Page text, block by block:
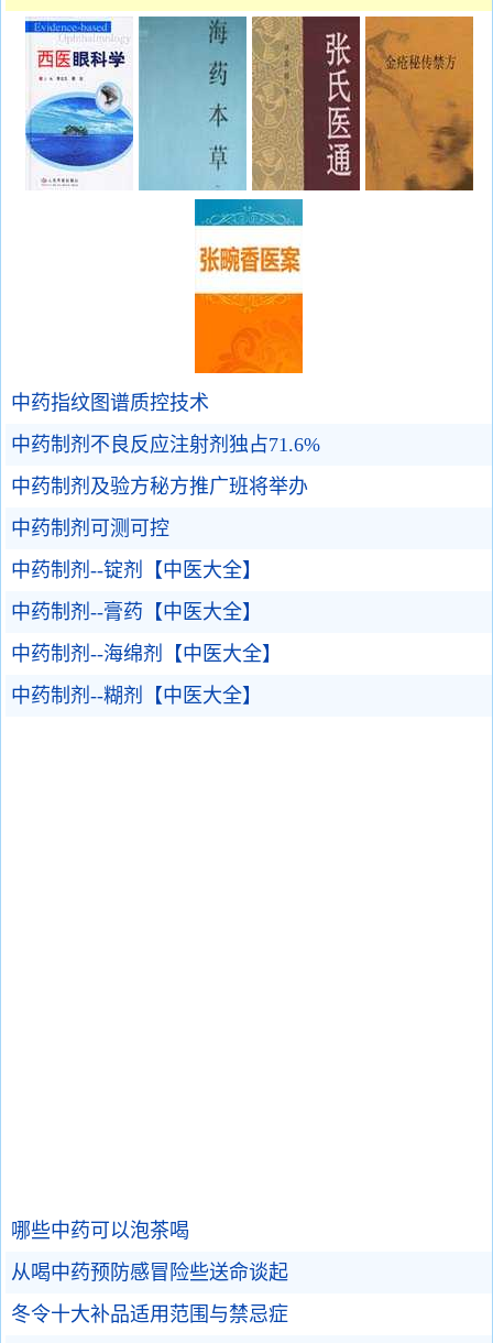
中药指纹图谱质控技术
中药制剂不良反应注射剂独占71.6%
中药制剂及验方秘方推广班将举办
中药制剂可测可控
中药制剂--锭剂【中医大全】
中药制剂--膏药【中医大全】
中药制剂--海绵剂【中医大全】
中药制剂--糊剂【中医大全】
哪些中药可以泡茶喝
从喝中药预防感冒险些送命谈起
冬令十大补品适用范围与禁忌症